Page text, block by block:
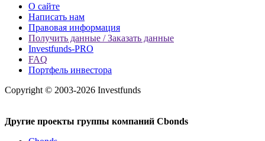
О сайте
Написать нам
Правовая информация
Получить данные / Заказать данные
Investfunds-PRO
FAQ
Портфель инвестора
Copyright © 2003-2026 Investfunds
Другие проекты группы компаний Cbonds